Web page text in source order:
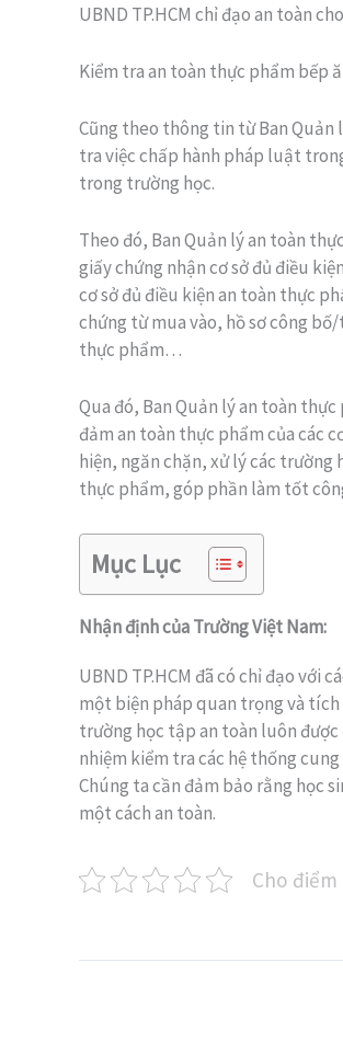
UBND TP.HCM chỉ đạo an toàn
Kiểm tra an toàn thực phẩm bếp
Cũng theo thông tin từ Ban Quản
tra việc chấp hành pháp luật
trong trường học.
Theo đó, Ban Quản lý an toàn
giấy chứng nhận cơ sở đủ điều
cơ sở đủ điều kiện an toàn thực
chứng từ mua vào, hồ sơ công
thực phẩm…
Qua đó, Ban Quản lý an toàn
đảm an toàn thực phẩm của các
hiện, ngăn chặn, xử lý các trường
thực phẩm, góp phần làm tốt
Mục Lục
Nhận định của Trường Việt Nam:
UBND TP.HCM đã có chỉ đạo với
một biện pháp quan trọng và tích
trường học tập an toàn luôn
nhiệm kiểm tra các hệ thống
Chúng ta cần đảm bảo rằng học
một cách an toàn.
Cho